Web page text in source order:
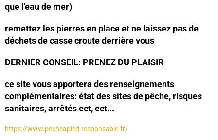
que l'eau de mer)
remettez les pierres en place et ne laissez pas de
déchets de casse croute derrière vous
DERNIER CONSEIL: PRENEZ DU PLAISIR
ce site vous apportera des renseignements
complémentaires: état des sites de pêche, risques
sanitaires, arrêtés ect, ect...
https://www.pecheapied-responsable.fr/